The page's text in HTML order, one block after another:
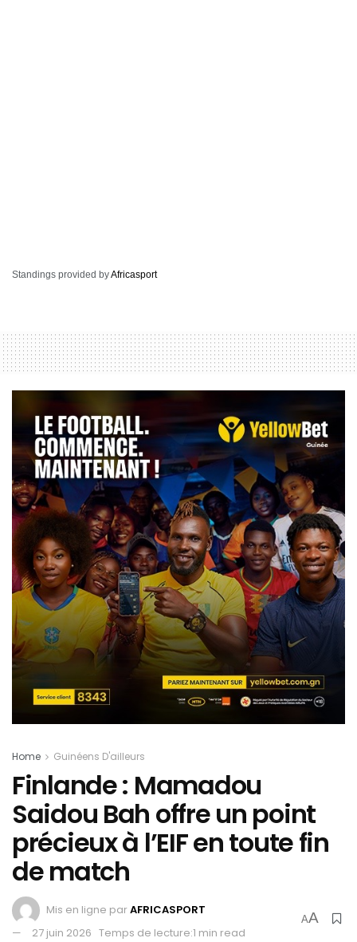
Standings provided byAfricasport
Home Guinéens D'ailleurs
Finlande : Mamadou
Saidou Bah offre un point
précieux à l’EIF en toute fin
de match
Mis en ligne parAFRICASPORT
27 juin 2026 Temps de lecture:1 min read
AA